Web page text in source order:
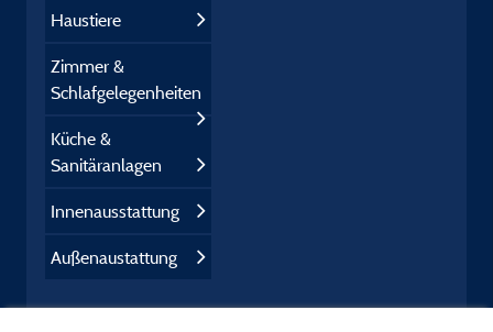
Haustiere
Zimmer &
Schlafgelegenheiten
Küche &
Sanitäranlagen
Innenausstattung
Außenaustattung